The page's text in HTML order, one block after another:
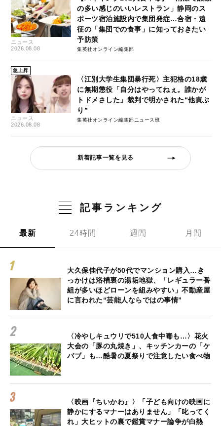
ニュース
2026.08.08
の多い感じのいいレストラン」静岡のス
ポーツ宿泊施設内で集団発症…合宿・遠
征の「集団での食事」に知っておきたい
予防策
集英社オンライン編集部
急上昇
ニュース
2026.08.08
〈江別大学生集団暴行死〉主犯格の18歳
に無期懲役「自分はやってねぇ。誰かが
トドメさした」裁判で明かされた“他責ぶ
り”
集英社オンライン編集部ニュース班
新着記事一覧を見る
記事ランキング
最新 24時間 週間 月間
大久保佳代子が50代でマンション購入…き
っかけは浴槽裏の湯垢地獄、「レギュラー番
組が多いほどローンを組みやすい」不動産屋
に言われた“芸能人ならではの事情”
〈冷やしキュウリで510人食中毒も…〉花火
大会の「豚の丸焼き」、キッチンカーの「ケ
バブ」も…酷暑の夏祭りで注意したい食べ物
〈映画『ちいかわ』〉「子ども向けの映画に
静かにするマナーはありません」「叱ってく
れ」大ヒットの裏で鑑賞マナー論争が白熱